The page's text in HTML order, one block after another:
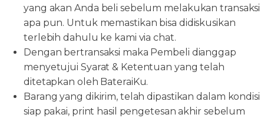
yang akan Anda beli sebelum melakukan transaksi
apa pun. Untuk memastikan bisa didiskusikan
terlebih dahulu ke kami via chat.
Dengan bertransaksi maka Pembeli dianggap
menyetujui Syarat & Ketentuan yang telah
ditetapkan oleh BateraiKu.
Barang yang dikirim, telah dipastikan dalam kondisi
siap pakai, print hasil pengetesan akhir sebelum